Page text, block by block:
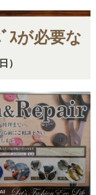
ｽが必要な
）